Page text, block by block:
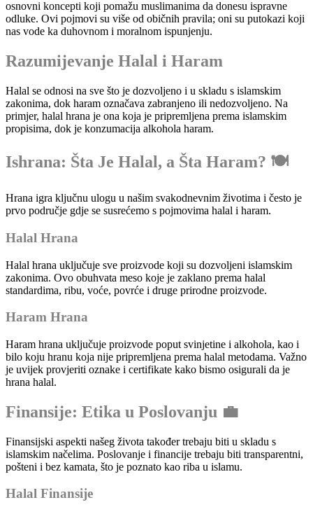
osnovni koncepti koji pomažu muslimanima da donesu ispravne
odluke. Ovi pojmovi su više od običnih pravila; oni su putokazi koji
nas vode ka duhovnom i moralnom ispunjenju.
Razumijevanje Halal i Haram
Halal se odnosi na sve što je dozvoljeno i u skladu s islamskim
zakonima, dok haram označava zabranjeno ili nedozvoljeno. Na
primjer, halal hrana je ona koja je pripremljena prema islamskim
propisima, dok je konzumacija alkohola haram.
Ishrana: Šta Je Halal, a Šta Haram? 🍽️
Hrana igra ključnu ulogu u našim svakodnevnim životima i često je
prvo područje gdje se susrećemo s pojmovima halal i haram.
Halal Hrana
Halal hrana uključuje sve proizvode koji su dozvoljeni islamskim
zakonima. Ovo obuhvata meso koje je zaklano prema halal
standardima, ribu, voće, povrće i druge prirodne proizvode.
Haram Hrana
Haram hrana uključuje proizvode poput svinjetine i alkohola, kao i
bilo koju hranu koja nije pripremljena prema halal metodama. Važno
je uvijek provjeriti oznake i certifikate kako bismo osigurali da je
hrana halal.
Finansije: Etika u Poslovanju 💼
Finansijski aspekti našeg života također trebaju biti u skladu s
islamskim načelima. Poslovanje i financije trebaju biti transparentni,
pošteni i bez kamata, što je poznato kao riba u islamu.
Halal Finansije